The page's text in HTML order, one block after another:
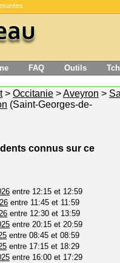
FAQ Outils
> Occitanie >Aveyron >
(Saint-Georges-de-
connus sur ce
entre 12:15 et 12:59
entre 11:45 et 11:59
entre 12:30 et 13:59
entre 20:15 et 20:59
entre 08:45 et 08:59
entre 17:15 et 18:29
entre 16:00 et 17:29